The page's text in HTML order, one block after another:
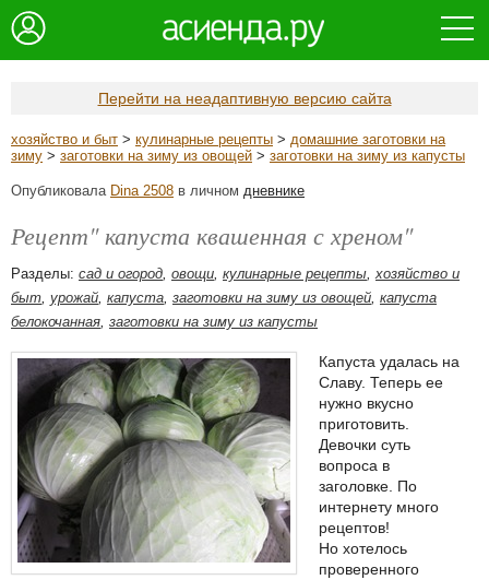
Перейти на неадаптивную версию сайта
хозяйство и быт > кулинарные рецепты > домашние заготовки на
зиму > заготовки на зиму из овощей > заготовки на зиму из капусты
Опубликовала Dina 2508 в личном дневнике
Рецепт" капуста квашенная с хреном"
Разделы: сад и огород, овощи, кулинарные рецепты,хозяйство и
быт, урожай, капуста, заготовки на зиму из овощей, капуста
белокочанная, заготовки на зиму из капусты
Капуста удалась на
Славу. Теперь ее
нужно вкусно
приготовить.
Девочки суть
вопроса в
заголовке. По
интернету много
рецептов!
Но хотелось
проверенного